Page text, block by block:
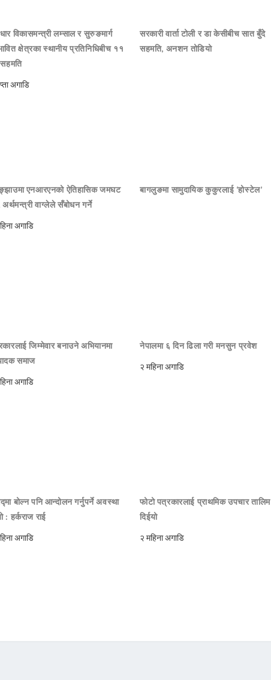
विकासमन्त्री लम्साल र सुरुङमार्ग
क्षेत्रका स्थानीय प्रतिनिधिबीच ११
अगाडि
सरकारी वार्ता टोली र डा केसीबीच सात बुँदे
सहमति, अनशन तोडियो
एनआरएनको ऐतिहासिक जमघट
वाग्लेले सँबोधन गर्ने
अगाडि
बागलुङमा सामुदायिक कुकुरलाई ‘होस्टेल’
जिम्मेवार बनाउने अभियानमा
समाज
अगाडि
नेपालमा ६ दिन ढिला गरी मनसुन प्रवेश
२ महिना अगाडि
बोल्न पनि आन्दोलन गर्नुपर्ने अवस्था
: हर्कराज राई
अगाडि
फोटो पत्रकारलाई प्राथमिक उपचार तालिम
दिईयो
२ महिना अगाडि